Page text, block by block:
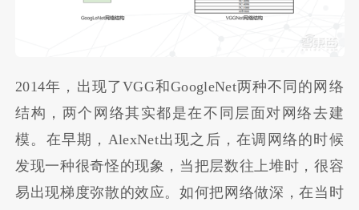
2014年，出现了VGG和GoogleNet两种不同的网络
结构，两个网络其实都是在不同层面对网络去建
模。在早期，AlexNet出现之后，在调网络的时候
发现一种很奇怪的现象，当把层数往上堆时，很容
易出现梯度弥散的效应。如何把网络做深，在当时